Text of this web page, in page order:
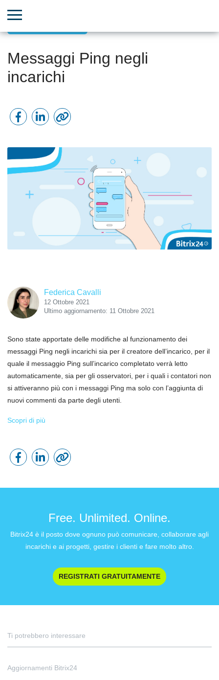
Messaggi Ping negli
incarichi
Federica Cavalli
12 Ottobre 2021
Ultimo aggiornamento: 11 Ottobre 2021
Sono state apportate delle modifiche al funzionamento dei
messaggi Ping negli incarichi sia per il creatore dell’incarico, per il
quale il messaggio Ping sull’incarico completato verrà letto
automaticamente, sia per gli osservatori, per i quali i contatori non
si attiveranno più con i messaggi Ping ma solo con l’aggiunta di
nuovi commenti da parte degli utenti.
Scopri di più
Free. Unlimited. Online.
Bitrix24 è il posto dove ognuno può comunicare, collaborare agli
incarichi e ai progetti, gestire i clienti e fare molto altro.
REGISTRATI GRATUITAMENTE
Ti potrebbero interessare
Aggiornamenti Bitrix24